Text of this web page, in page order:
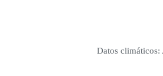
Datos climáticos: